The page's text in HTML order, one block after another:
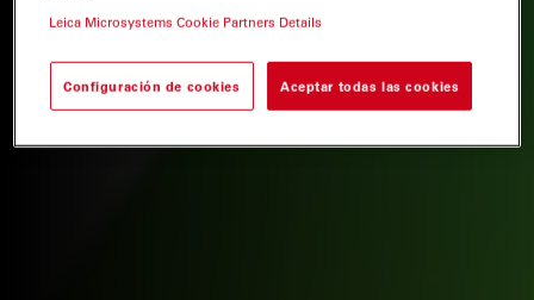
Leica Microsystems Cookie Partners Details
Configuración de cookies Aceptar todas las cookies